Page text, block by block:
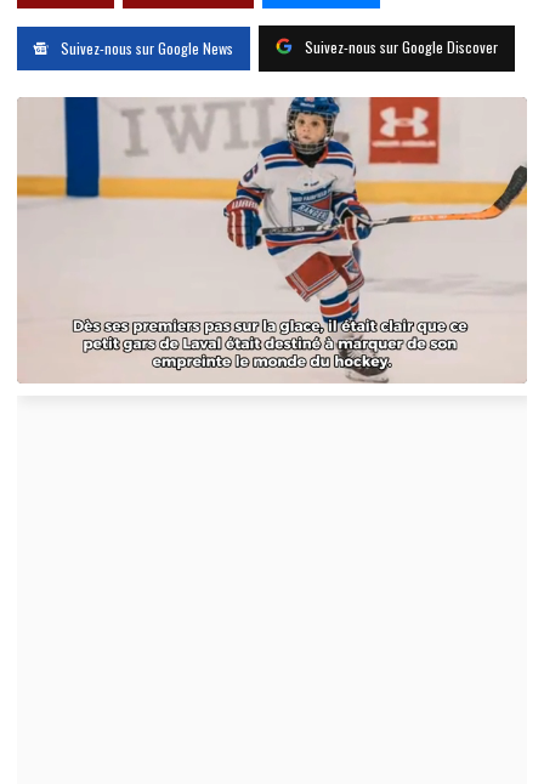
Suivez-nous sur Google News Suivez-nous sur Google Discover